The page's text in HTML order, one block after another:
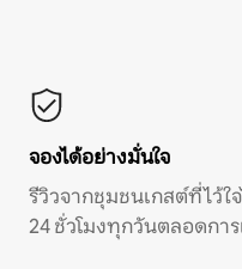
จองได้อย่างมั่นใจ
รีวิวจากชุมชนเกสต์ที่ไว้
24 ชั่วโมงทุกวันตลอดกา